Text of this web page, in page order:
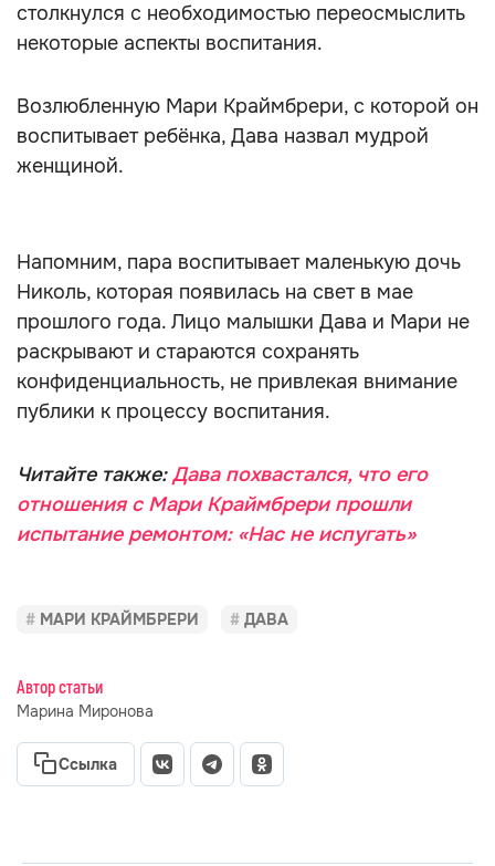
столкнулся с необходимостью переосмыслить
некоторые аспекты воспитания.
Возлюбленную Мари Краймбрери, с которой он
воспитывает ребёнка, Дава назвал мудрой
женщиной.
Напомним, пара воспитывает маленькую дочь
Николь, которая появилась на свет в мае
прошлого года. Лицо малышки Дава и Мари не
раскрывают и стараются сохранять
конфиденциальность, не привлекая внимание
публики к процессу воспитания.
Читайте также:Дава похвастался, что его
отношения с Мари Краймбрери прошли
испытание ремонтом: «Нас не испугать»
МАРИ КРАЙМБРЕРИ ДАВА
Автор статьи
Марина Миронова
Ссылка